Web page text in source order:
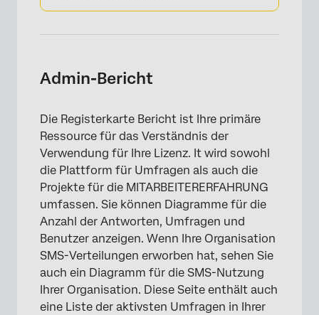
×
Admin-Bericht
Die Registerkarte Bericht ist Ihre primäre
Ressource für das Verständnis der
Verwendung für Ihre Lizenz. It wird sowohl
die Plattform für Umfragen als auch die
Projekte für die MITARBEITERERFAHRUNG
umfassen. Sie können Diagramme für die
Anzahl der Antworten, Umfragen und
Benutzer anzeigen. Wenn Ihre Organisation
SMS-Verteilungen erworben hat, sehen Sie
auch ein Diagramm für die SMS-Nutzung
Ihrer Organisation. Diese Seite enthält auch
eine Liste der aktivsten Umfragen in Ihrer